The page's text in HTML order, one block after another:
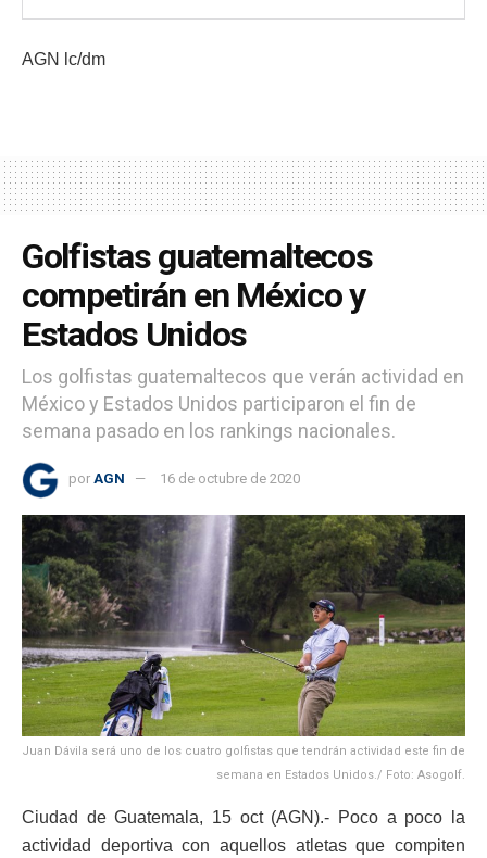
AGN lc/dm
Golfistas guatemaltecos
competirán en México y
Estados Unidos
Los golfistas guatemaltecos que verán actividad en
México y Estados Unidos participaron el fin de
semana pasado en los rankings nacionales.
por AGN 16 de octubre de 2020
Juan Dávila será uno de los cuatro golfistas que tendrán actividad este fin de
semana en Estados Unidos./ Foto: Asogolf.
Ciudad de Guatemala, 15 oct (AGN).- Poco a poco la
actividad deportiva con aquellos atletas que compiten